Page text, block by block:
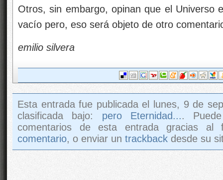
Otros, sin embargo, opinan que el Universo
vacío pero, eso será objeto de otro
emilio silvera
Esta entrada fue publicada el lunes, 9 de
clasificada bajo: pero Eternidad....
comentarios de esta entrada gracias
comentario, o enviar un trackback desde su